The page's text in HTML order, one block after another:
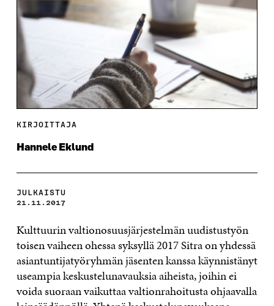
KIRJOITTAJA
Hannele Eklund
JULKAISTU
21.11.2017
Kulttuurin valtionosuusjärjestelmän uudistustyön
toisen vaiheen ohessa syksyllä 2017 Sitra on yhdessä
asiantuntijatyöryhmän jäsenten kanssa käynnistänyt
useampia keskustelunavauksia aiheista, joihin ei
voida suoraan vaikuttaa valtionrahoitusta ohjaavalla